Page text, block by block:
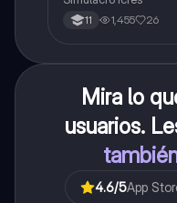
11 1,455 26
Mira lo
usuarios.
4.6/5App